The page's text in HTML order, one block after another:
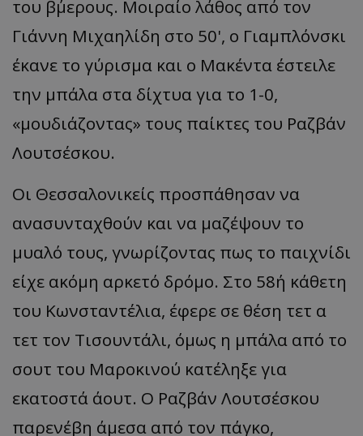
του β΄μερους. Μοιραίο λάθος από τον
Γιάννη Μιχαηλίδη στο 50', ο Γιαμπλόνσκι
έκανε το γύρισμα και ο Μακέντα έστειλε
την μπάλα στα δίχτυα για το 1-0,
«μουδιάζοντας» τους παίκτες του Ραζβάν
Λουτσέσκου.
Οι Θεσσαλονικείς προσπάθησαν να
ανασυνταχθούν και να μαζέψουν το
μυαλό τους, γνωρίζοντας πως το παιχνίδι
είχε ακόμη αρκετό δρόμο. Στο 58΄η κάθετη
του Κωνσταντέλια, έφερε σε θέση τετ α
τετ τον Τισουντάλι, όμως η μπάλα από το
σουτ του Μαροκινού κατέληξε για
εκατοστά άουτ. Ο Ραζβάν Λουτσέσκου
παρενέβη άμεσα από τον πάγκο,